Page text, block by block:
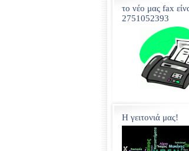
το νέο μας fax
2751052393
H γειτονιά μας!